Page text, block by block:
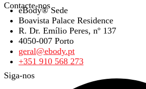
Contacte-nos
eBody® Sede
Boavista Palace Residence
R. Dr. Emílio Peres, nº 137
4050-007 Porto
geral@ebody.pt
+351 910 568 273
Siga-nos